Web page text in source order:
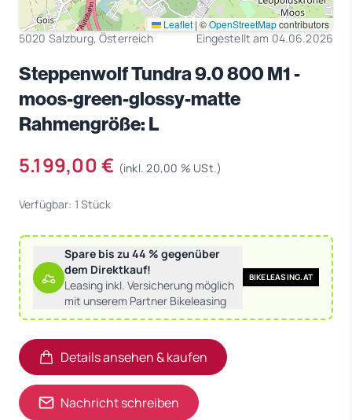
Leaflet | ©OpenStreetMapcontributors
5020 Salzburg, Österreich Eingestellt am 04.06.2026
Steppenwolf Tundra 9.0 800 M1 -
moos-green-glossy-matte
Rahmengröße: L
5.199,00 € (inkl. 20,00 % USt.)
Verfügbar: 1 Stück
Spare bis zu 44 % gegenüber
dem Direktkauf!
Leasing inkl. Versicherung möglich
mit unserem Partner Bikeleasing
BIKELEASING.AT
Details ansehen & kaufen
(öffnet in neuem Tab)
(öffnet in neuem Tab)
Nachricht schreiben